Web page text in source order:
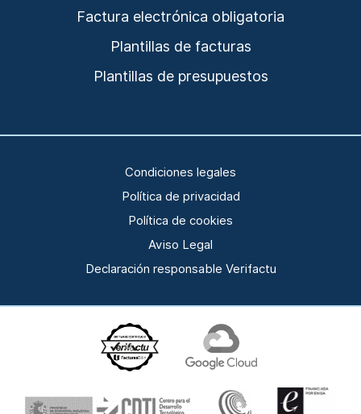
Factura electrónica obligatoria
Plantillas de facturas
Plantillas de presupuestos
Condiciones legales
Política de privacidad
Política de cookies
Aviso Legal
Declaración responsable Verifactu